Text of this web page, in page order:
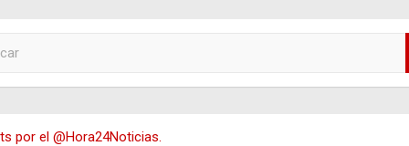
por el @Hora24Noticias.